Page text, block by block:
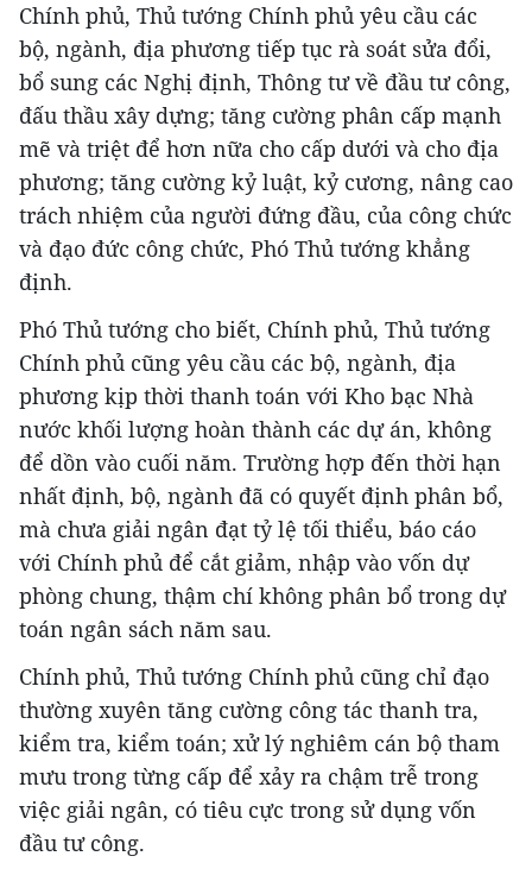
Chính phủ, Thủ tướng Chính phủ yêu cầu các
bộ, ngành, địa phương tiếp tục rà soát sửa đổi,
bổ sung các Nghị định, Thông tư về đầu tư công,
đấu thầu xây dựng; tăng cường phân cấp mạnh
mẽ và triệt để hơn nữa cho cấp dưới và cho địa
phương; tăng cường kỷ luật, kỷ cương, nâng cao
trách nhiệm của người đứng đầu, của công chức
và đạo đức công chức, Phó Thủ tướng khẳng
định.
Phó Thủ tướng cho biết, Chính phủ, Thủ tướng
Chính phủ cũng yêu cầu các bộ, ngành, địa
phương kịp thời thanh toán với Kho bạc Nhà
nước khối lượng hoàn thành các dự án, không
để dồn vào cuối năm. Trường hợp đến thời hạn
nhất định, bộ, ngành đã có quyết định phân bổ,
mà chưa giải ngân đạt tỷ lệ tối thiểu, báo cáo
với Chính phủ để cắt giảm, nhập vào vốn dự
phòng chung, thậm chí không phân bổ trong dự
toán ngân sách năm sau.
Chính phủ, Thủ tướng Chính phủ cũng chỉ đạo
thường xuyên tăng cường công tác thanh tra,
kiểm tra, kiểm toán; xử lý nghiêm cán bộ tham
mưu trong từng cấp để xảy ra chậm trễ trong
việc giải ngân, có tiêu cực trong sử dụng vốn
đầu tư công.